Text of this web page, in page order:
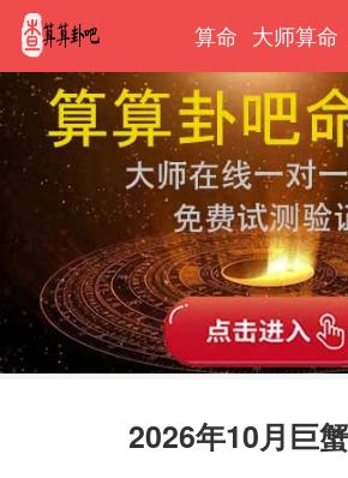
算命 大师算命
2026年10月巨